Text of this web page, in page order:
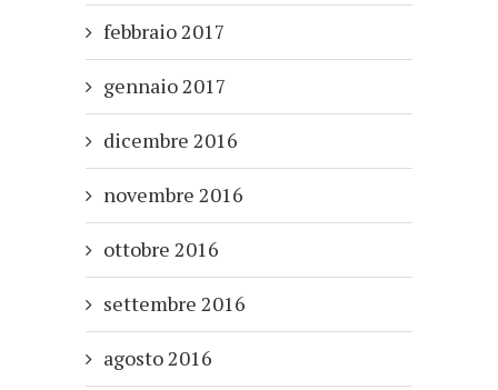
febbraio 2017
gennaio 2017
dicembre 2016
novembre 2016
ottobre 2016
settembre 2016
agosto 2016